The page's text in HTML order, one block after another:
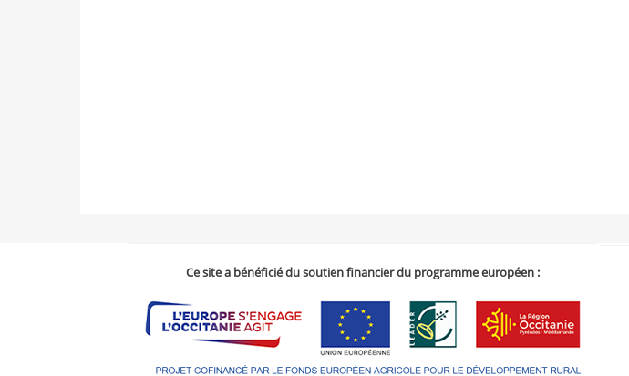
Ce site a bénéficié du soutien financier du programme européen :